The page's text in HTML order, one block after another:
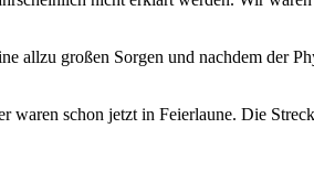
allzu großen Sorgen und nachdem der
schon jetzt in Feierlaune. Die